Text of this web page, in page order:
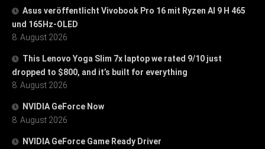
Asus veröffentlicht Vivobook Pro 16 mit Ryzen AI 9 H 465
und 165Hz-OLED
8. August 2026
This Lenovo Yoga Slim 7x laptop we rated 9/10 just
dropped to $800, and it’s built for everything
8. August 2026
NVIDIA GeForce Now
8. August 2026
NVIDIA GeForce Game Ready Driver